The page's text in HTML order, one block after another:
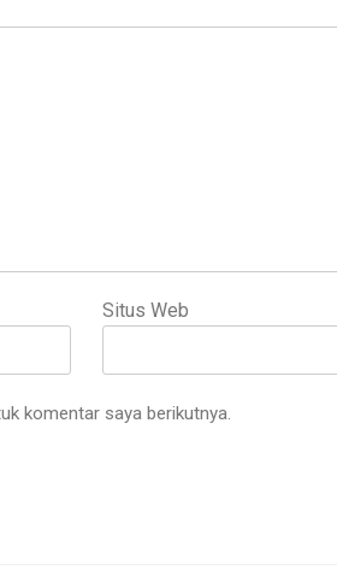
Situs Web
komentar saya berikutnya.